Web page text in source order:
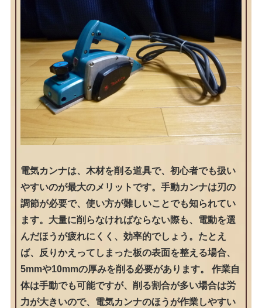
電気カンナは、木材を削る道具で、初心者でも扱い
やすいのが最大のメリットです。手動カンナは刃の
調節が必要で、使い方が難しいことでも知られてい
ます。大量に削らなければならない際も、電動を選
んだほうが疲れにくく、効率的でしょう。たとえ
ば、反りかえってしまった板の表面を整える場合、
5mmや10mmの厚みを削る必要があります。 作業自
体は手動でも可能ですが、削る割合が多い場合は労
力が大きいので、電気カンナのほうが作業しやすい